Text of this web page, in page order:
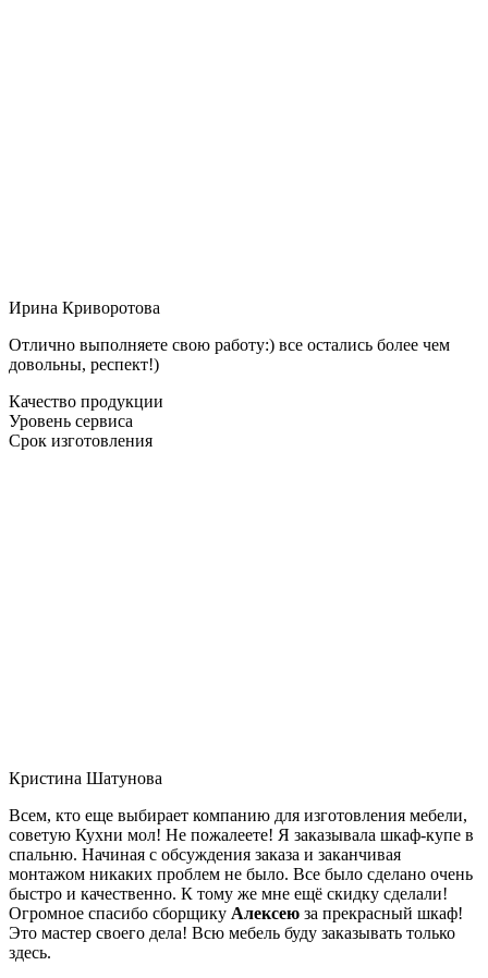
Ирина Криворотова
Отлично выполняете свою работу:) все остались более чем
довольны, респект!)
Качество продукции
Уровень сервиса
Срок изготовления
Кристина Шатунова
Всем, кто еще выбирает компанию для изготовления мебели,
советую Кухни мол! Не пожалеете! Я заказывала шкаф-купе в
спальню. Начиная с обсуждения заказа и заканчивая
монтажом никаких проблем не было. Все было сделано очень
быстро и качественно. К тому же мне ещё скидку сделали!
Огромное спасибо сборщику Алексею за прекрасный шкаф!
Это мастер своего дела! Всю мебель буду заказывать только
здесь.